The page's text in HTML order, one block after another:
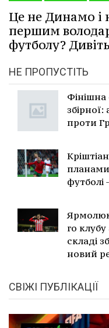
Це не Динамо і
першим
футболу?
НЕ ПРОПУСТІТЬ
Фінішна
збірної:
проти
футболі
го
складі
новий
СВІЖІ ПУБЛІКАЦІЇ